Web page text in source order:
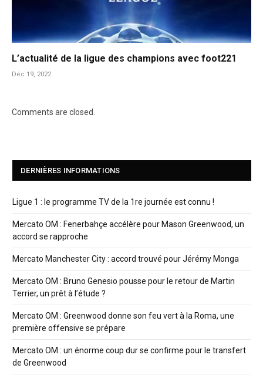
L’actualité de la ligue des champions avec foot221
Déc 19, 2022
Comments are closed.
DERNIÈRES INFORMATIONS
Ligue 1 : le programme TV de la 1re journée est connu !
Mercato OM : Fenerbahçe accélère pour Mason Greenwood, un
accord se rapproche
Mercato Manchester City : accord trouvé pour Jérémy Monga
Mercato OM : Bruno Genesio pousse pour le retour de Martin
Terrier, un prêt à l’étude ?
Mercato OM : Greenwood donne son feu vert à la Roma, une
première offensive se prépare
Mercato OM : un énorme coup dur se confirme pour le transfert
de Greenwood